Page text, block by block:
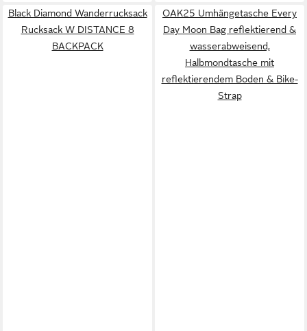
Black Diamond Wanderrucksack
Rucksack W DISTANCE 8
BACKPACK
OAK25 Umhängetasche Every
Day Moon Bag reflektierend &
wasserabweisend,
Halbmondtasche mit
reflektierendem Boden & Bike-
Strap